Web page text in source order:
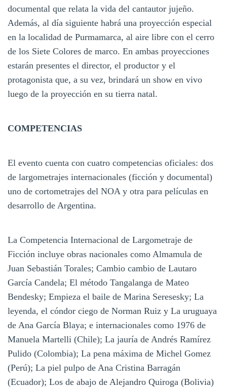
documental que relata la vida del cantautor jujeño.
Además, al día siguiente habrá una proyección especial
en la localidad de Purmamarca, al aire libre con el cerro
de los Siete Colores de marco. En ambas proyecciones
estarán presentes el director, el productor y el
protagonista que, a su vez, brindará un show en vivo
luego de la proyección en su tierra natal.
COMPETENCIAS
El evento cuenta con cuatro competencias oficiales: dos
de largometrajes internacionales (ficción y documental)
uno de cortometrajes del NOA y otra para películas en
desarrollo de Argentina.
La Competencia Internacional de Largometraje de
Ficción incluye obras nacionales como Almamula de
Juan Sebastián Torales; Cambio cambio de Lautaro
García Candela; El método Tangalanga de Mateo
Bendesky; Empieza el baile de Marina Seresesky; La
leyenda, el cóndor ciego de Norman Ruiz y La uruguaya
de Ana García Blaya; e internacionales como 1976 de
Manuela Martelli (Chile); La jauría de Andrés Ramírez
Pulido (Colombia); La pena máxima de Michel Gomez
(Perú); La piel pulpo de Ana Cristina Barragán
(Ecuador); Los de abajo de Alejandro Quiroga (Bolivia)